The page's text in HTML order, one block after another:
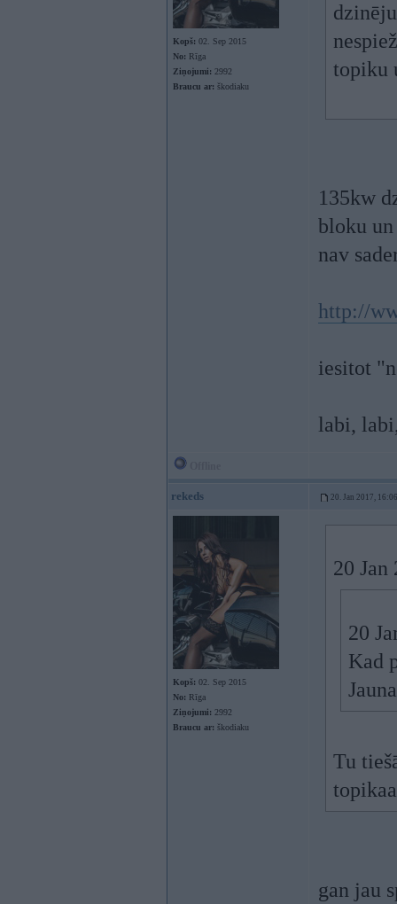
Kopš: 02. Sep 2015
No: Rīga
Ziņojumi: 2992
Braucu ar: škodiaku
topiku
135kw
bloku
nav
http://
iesitot
labi,
rekeds 20. Jan 2017, 16:06
Kopš: 02. Sep 2015
No: Rīga
Ziņojumi: 2992
Braucu ar: škodiaku
20
20
Kad
Tu
gan jau